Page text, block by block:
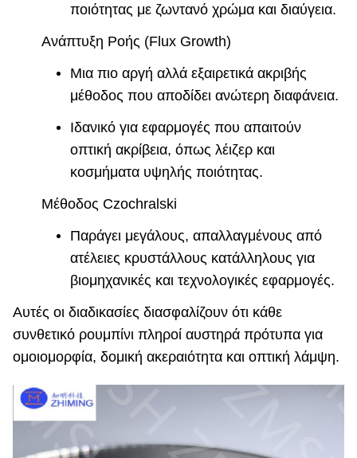
ποιότητας με ζωντανό χρώμα και διαύγεια.
Ανάπτυξη Ροής (Flux Growth)
Μια πιο αργή αλλά εξαιρετικά ακριβής
μέθοδος που αποδίδει ανώτερη διαφάνεια.
Ιδανικό για εφαρμογές που απαιτούν
οπτική ακρίβεια, όπως λέιζερ και
κοσμήματα υψηλής ποιότητας.
Μέθοδος Czochralski
Παράγει μεγάλους, απαλλαγμένους από
ατέλειες κρυστάλλους κατάλληλους για
βιομηχανικές και τεχνολογικές εφαρμογές.
Αυτές οι διαδικασίες διασφαλίζουν ότι κάθε
συνθετικό ρουμπίνι πληροί αυστηρά πρότυπα για
ομοιομορφία, δομική ακεραιότητα και οπτική λάμψη.